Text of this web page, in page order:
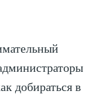
добираться в